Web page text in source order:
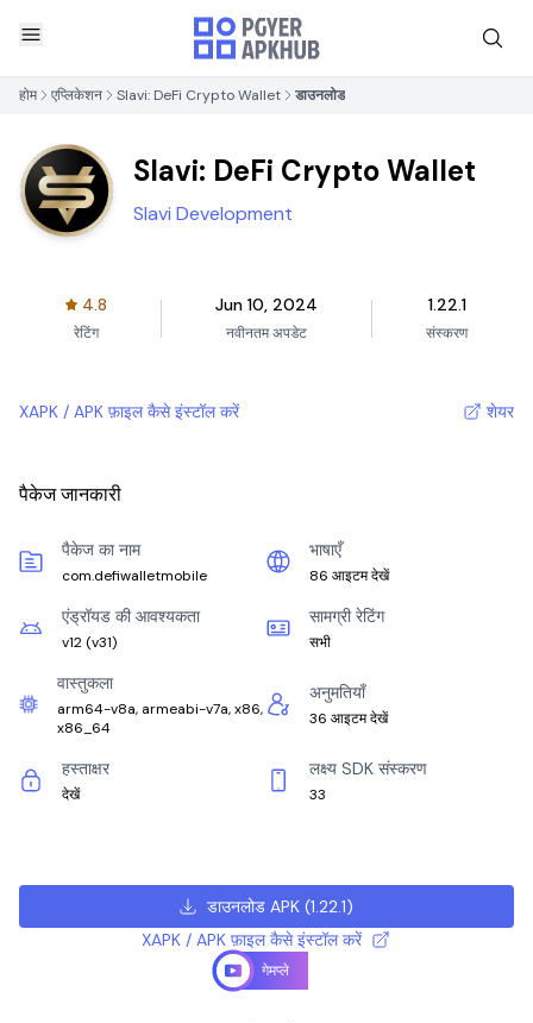
होम एप्लिकेशन Slavi: DeFi Crypto Wallet डाउनलोड
Slavi: DeFi Crypto Wallet
Slavi Development
4.8
रेटिंग
Jun 10, 2024
नवीनतम अपडेट
1.22.1
संस्करण
XAPK / APK फ़ाइल कैसे इंस्टॉल करें शेयर
पैकेज जानकारी
पैकेज का नाम
com.defiwalletmobile
भाषाएँ
86 आइटम देखें
एंड्रॉयड की आवश्यकता
v12 (v31)
सामग्री रेटिंग
सभी
वास्तुकला
arm64-v8a, armeabi-v7a, x86,
x86_64
अनुमतियाँ
36 आइटम देखें
हस्ताक्षर
देखें
लक्ष्य SDK संस्करण
33
डाउनलोड APK (1.22.1)
XAPK / APK फ़ाइल कैसे इंस्टॉल करें
गेमप्ले